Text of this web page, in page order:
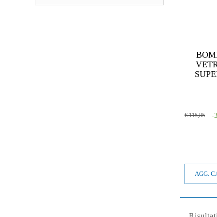
€ 115,85 -
AGG.